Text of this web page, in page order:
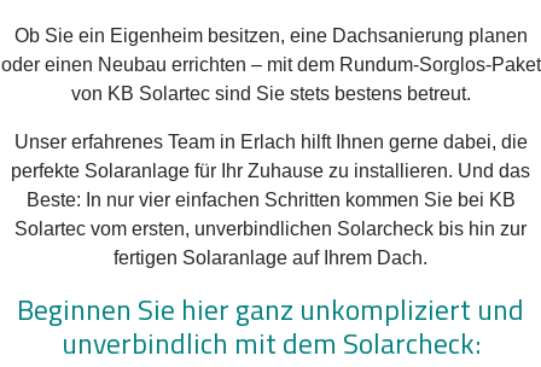
Ob Sie ein Eigenheim besitzen, eine Dachsanierung planen
oder einen Neubau errichten – mit dem Rundum-Sorglos-Paket
von KB Solartec sind Sie stets bestens betreut.
Unser erfahrenes Team in Erlach hilft Ihnen gerne dabei, die
perfekte Solaranlage für Ihr Zuhause zu installieren. Und das
Beste: In nur vier einfachen Schritten kommen Sie bei KB
Solartec vom ersten, unverbindlichen Solarcheck bis hin zur
fertigen Solaranlage auf Ihrem Dach.
Beginnen Sie hier ganz unkompliziert und
unverbindlich mit dem Solarcheck: